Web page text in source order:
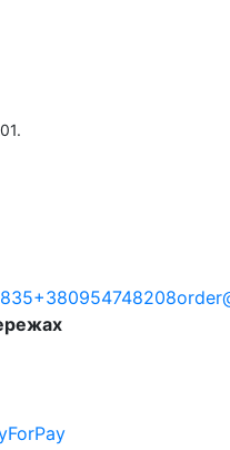
+380954748208